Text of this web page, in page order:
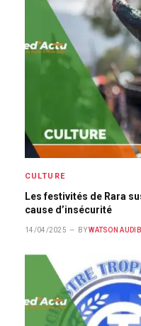
CULTURE
Les festivités de Rara
cause d’insécurité
14/04/2025 BY WATSON